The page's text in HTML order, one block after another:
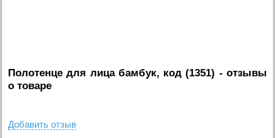
Полотенце для лица бамбук, код (1351) - отзывы
о товаре
Добавить отзыв